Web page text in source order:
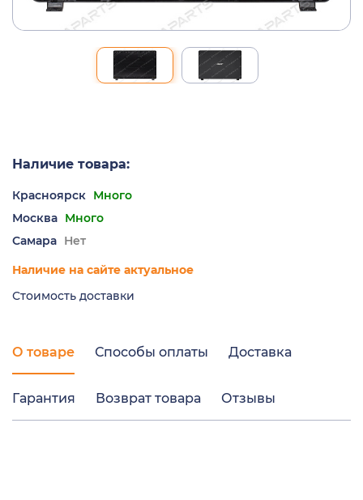
Наличие товара:
Красноярск Много
Москва Много
Самара Нет
Наличие на сайте актуальное
Стоимость доставки
О товаре Способы оплаты Доставка
Гарантия Возврат товара Отзывы